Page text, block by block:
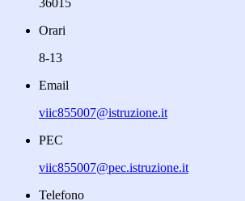
Orari
8-13
Email
viic855007@istruzione.it
PEC
viic855007@pec.istruzione.it
Telefono